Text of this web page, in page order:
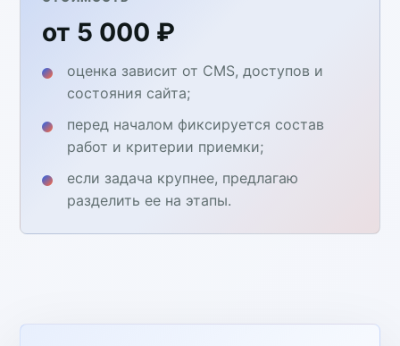
от 5 000 ₽
оценка зависит от CMS, доступов и
состояния сайта;
перед началом фиксируется состав
работ и критерии приемки;
если задача крупнее, предлагаю
разделить ее на этапы.